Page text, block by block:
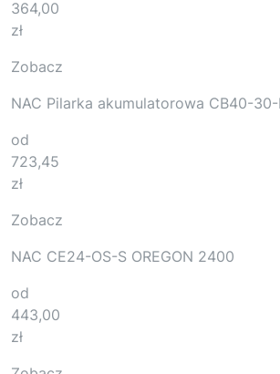
364,00
zł
Zobacz
NAC Pilarka akumulatorowa CB40-
od
723,45
zł
Zobacz
NAC CE24-OS-S OREGON 2400
od
443,00
zł